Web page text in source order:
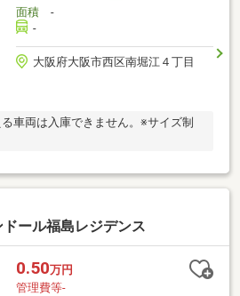
面積-
-
大阪府大阪市西区南堀江４丁目
車両は入庫できません。※サイズ制
ール福島レジデンス
0.50万円
管理費等-